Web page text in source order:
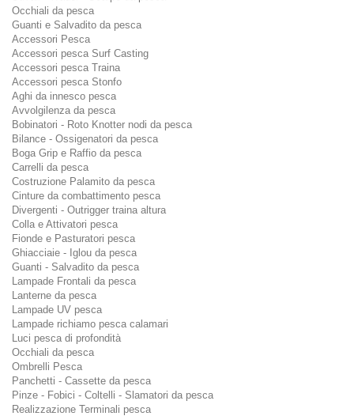
Occhiali da pesca
Guanti e Salvadito da pesca
Accessori Pesca
Accessori pesca Surf Casting
Accessori pesca Traina
Accessori pesca Stonfo
Aghi da innesco pesca
Avvolgilenza da pesca
Bobinatori - Roto Knotter nodi da pesca
Bilance - Ossigenatori da pesca
Boga Grip e Raffio da pesca
Carrelli da pesca
Costruzione Palamito da pesca
Cinture da combattimento pesca
Divergenti - Outrigger traina altura
Colla e Attivatori pesca
Fionde e Pasturatori pesca
Ghiacciaie - Iglou da pesca
Guanti - Salvadito da pesca
Lampade Frontali da pesca
Lanterne da pesca
Lampade UV pesca
Lampade richiamo pesca calamari
Luci pesca di profondità
Occhiali da pesca
Ombrelli Pesca
Panchetti - Cassette da pesca
Pinze - Fobici - Coltelli - Slamatori da pesca
Realizzazione Terminali pesca